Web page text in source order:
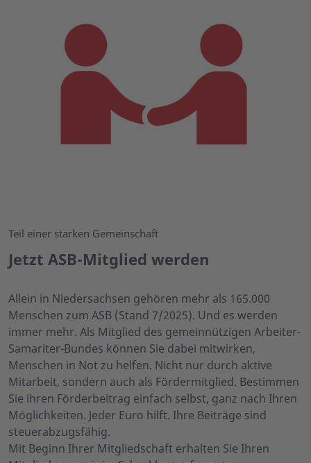
Teil einer starken Gemeinschaft
Jetzt ASB-Mitglied werden
Allein in Niedersachsen gehören mehr als 165.000
Menschen zum ASB (Stand 7/2025). Und es werden
immer mehr. Als Mitglied des gemeinnützigen Arbeiter-
Samariter-Bundes können Sie dabei mitwirken,
Menschen in Not zu helfen. Nicht nur durch aktive
Mitarbeit, sondern auch als Fördermitglied. Bestimmen
Sie ihren Förderbeitrag einfach selbst, ganz nach Ihren
Möglichkeiten. Jeder Euro hilft. Ihre Beiträge sind
steuerabzugsfähig.
Mit Beginn Ihrer Mitgliedschaft erhalten Sie Ihren